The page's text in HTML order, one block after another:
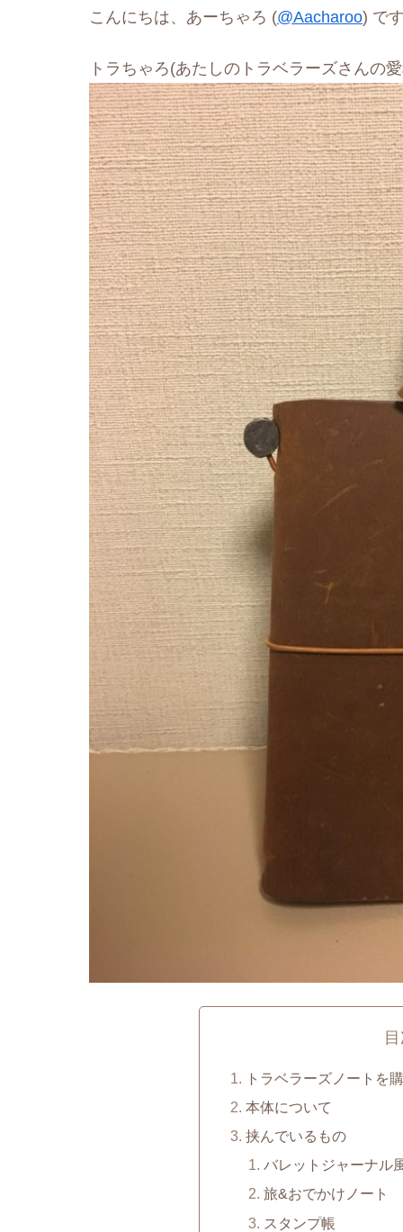
こんにちは、あーちゃろ (@Aacharoo) で
トラちゃろ(あたしのトラベラーズさんの
トラベラーズノートを
本体について
挟んでいるもの
バレットジャーナル
旅&おでかけノート
スタンプ帳